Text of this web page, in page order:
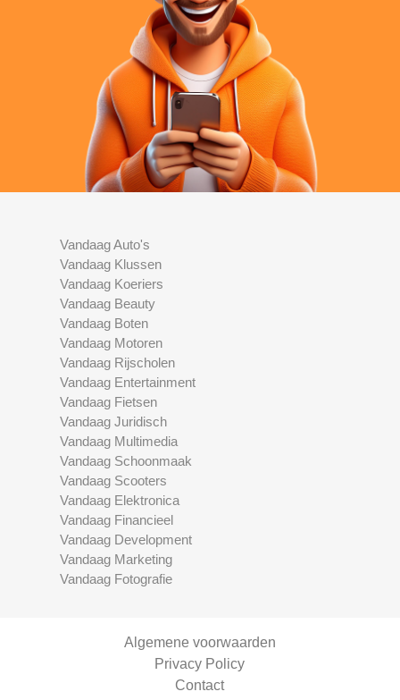
Vandaag Auto's
Vandaag Klussen
Vandaag Koeriers
Vandaag Beauty
Vandaag Boten
Vandaag Motoren
Vandaag Rijscholen
Vandaag Entertainment
Vandaag Fietsen
Vandaag Juridisch
Vandaag Multimedia
Vandaag Schoonmaak
Vandaag Scooters
Vandaag Elektronica
Vandaag Financieel
Vandaag Development
Vandaag Marketing
Vandaag Fotografie
Algemene voorwaarden
Privacy Policy
Contact